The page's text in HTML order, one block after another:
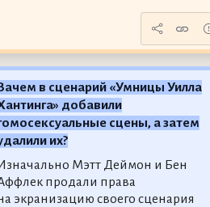
в сценарий «Умницы Уилла
добавили
сцены, а затем
их?
Мэтт Деймон и Бен
продали права
экранизацию своего сценария